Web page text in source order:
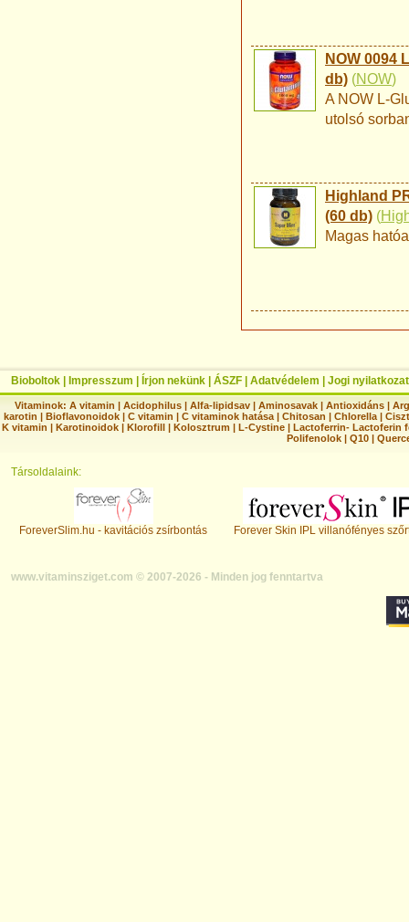
NOW 0094
db) (NOW)
A NOW L-
utolsó
Highland
(60 db) (
Magas
Bioboltok | Impresszum | Írjon nekünk | ÁSZF | Adatvédelem | Jogi nyilatkozat
Vitaminok: A vitamin |Acidophilus |Alfa-lipidsav |Aminosavak |Antioxidáns |
karotin | Bioflavonoidok | C vitamin | C vitaminok hatása | Chitosan | Chlorella |
K vitamin | Karotinoidok | Klorofill | Kolosztrum | L-Cystine | Lactoferrin- Lactoferin
Polifenolok |Q10 |
Társoldalaink:
ForeverSlim.hu - kavitációs zsírbontás Forever Skin IPL villanófényes
www.vitaminsziget.com © 2007-2026 - Minden jog fenntartva